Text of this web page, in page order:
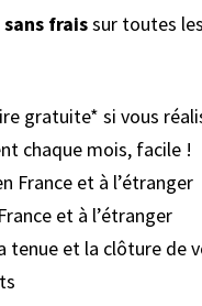
fraissur toutes
gratuite* si vous
chaque mois, facile !
France et à l’étranger
et à l’étranger
tenue et la clôture de